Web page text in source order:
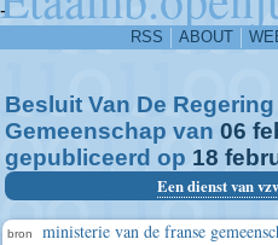
-
RSS ABOUT
Besluit Van De
Gemeenschap van 06
gepubliceerd op 18
Een dienst van
bron ministerie van de franse